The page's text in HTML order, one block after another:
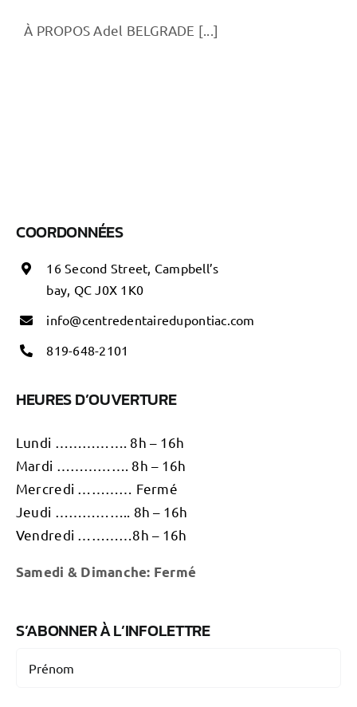
À PROPOS Adel BELGRADE [...]
COORDONNÉES
16 Second Street, Campbell’s
bay, QC J0X 1K0
info@centredentairedupontiac.com
819-648-2101
HEURES D’OUVERTURE
Lundi ……………. 8h – 16h
Mardi ……………. 8h – 16h
Mercredi ………… Fermé
Jeudi …………….. 8h – 16h
Vendredi …………8h – 16h
Samedi & Dimanche: Fermé
S’ABONNER À L’INFOLETTRE